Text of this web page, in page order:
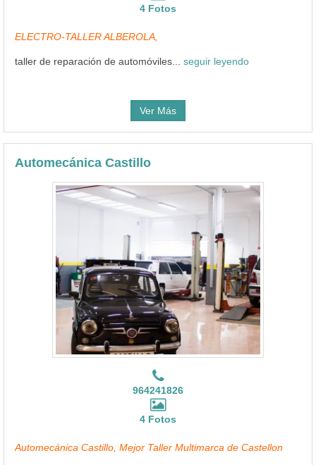
4 Fotos
ELECTRO-TALLER ALBEROLA,
taller de reparación de automóviles... seguir leyendo
Ver Más
Automecánica Castillo
964241826
4 Fotos
Automecánica Castillo, Mejor Taller Multimarca de Castellon